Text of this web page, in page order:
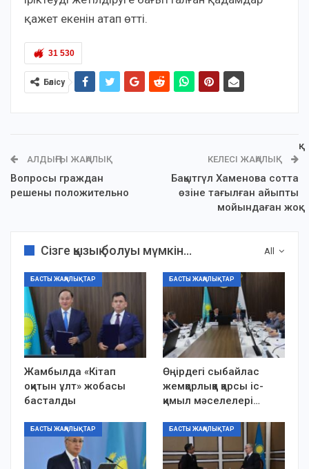
қажет екенін атап өтті.
31 530
Бөлісу
АЛДЫҢҒЫ ЖАҢАЛЫҚ
Вопросы граждан
решены положительно
КЕЛЕСІ ЖАҢАЛЫҚ
Бақытгүл Хаменова сотта
өзіне тағылған айыпты
мойындаған жоқ
All
Сізге қызық болуы мүмкін...
БАСТЫ ЖАҢАЛЫҚТАР
Жамбылда «Кітап
оқитын ұлт» жобасы
басталды
БАСТЫ ЖАҢАЛЫҚТАР
Өңірдегі сыбайлас
жемқорлыққа қарсы іс-
қимыл мәселелері…
БАСТЫ ЖАҢАЛЫҚТАР БАСТЫ ЖАҢАЛЫҚТАР